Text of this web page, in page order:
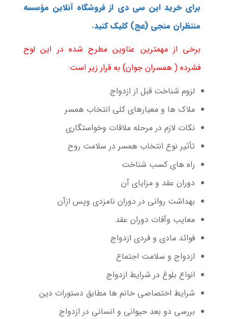
برای خرید این سی دی از فروشگاه آنلاین مؤسسه
منتظران منجی (عج) کلیک کنید.
برخی از مهمترین عناوین مطرح شده در این لوح
فشرده ( همسران جوان) به قرار زیر است:
لزوم شناخت قبل از ازدواج
ملاک ها و معیارهای کلی انتخاب همسر
نکات لازم در مرحله ملاقات وخواستگاری
تأثیر نوع انتخاب همسر در سلامت روح
راه های کسب شناخت
دوران عقد و مزایای آن
بهداشت روانی در دوران نامزدی وپس ازآن
معایب وآفات دوران عقد
فوائد مادی و فردی ازدواج
ازدواج و سلامت اجتماع
انواع بلوغ در شرایط ازدواج
شرایط اختصاصی خانم ها مطابق دستورات دین
بررسی دو بعد حیوانی و انسانی در ازدواج